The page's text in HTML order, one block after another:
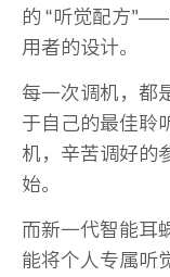
的 “听觉配方
用者的设计。
每一次调机，都
于自己的最佳聆
机，辛苦调好的
始。
而新一代智能耳
能将个人专属听